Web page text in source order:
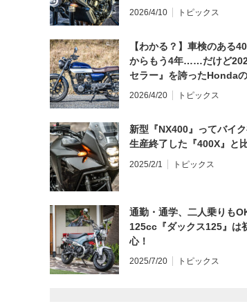
日にしてならず／
2026/4/10 トピックス
【わかる？】車検のある
からもう4年……だけど
セラー』を誇ったHonda
と思う？
2026/4/20 トピックス
新型『NX400』ってバイ
生産終了した『400X』と
2025/2/1 トピックス
通勤・通学、二人乗りも
125cc『ダックス125』は
心！
2025/7/20 トピックス